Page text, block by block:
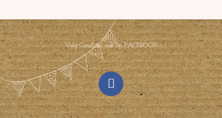
Volg CreaMel ook op FACEBOOK